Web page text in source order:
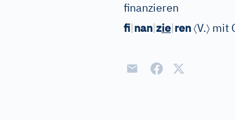
finanzieren
fi|nan|zie|ren〈V.〉 mit